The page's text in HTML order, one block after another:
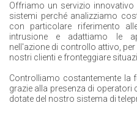
Offriamo un servizio
sistemi perché analizziamo
con particolare riferimento
intrusione e adattiamo le
nell'azione di controllo attivo,
nostri clienti e fronteggiare
Controlliamo costantemente la
grazie alla presenza di
dotate del nostro sistema di